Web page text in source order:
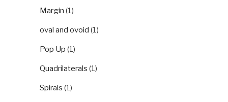
Margin (1)
oval and ovoid (1)
Pop Up (1)
Quadrilaterals (1)
Spirals (1)